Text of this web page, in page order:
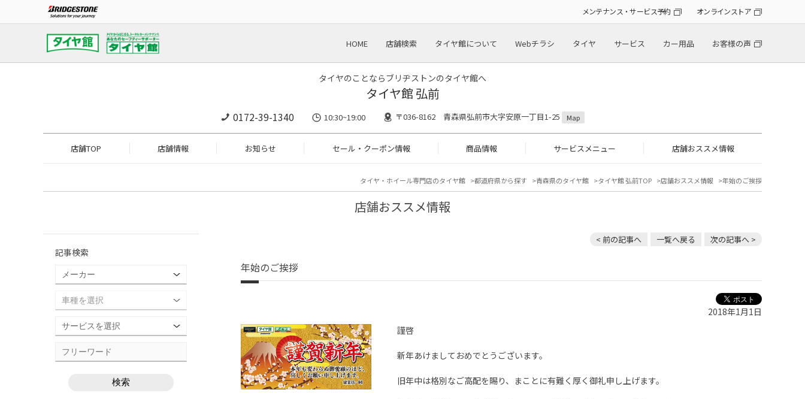
メンテナンス・サービス予約 オンラインストア
HOME 店舗検索 タイヤ館について Webチラシ タイヤ サービス カー用品 お客様の声
タイヤのことならブリヂストンのタイヤ館へ
タイヤ館 弘前
0172-39-1340 10:30~19:00 〒036-8162 青森県弘前市大字安原一丁目1-25 Map
店舗TOP 店舗情報 お知らせ セール・クーポン情報 商品情報 サービスメニュー 店舗おススメ情報
タイヤ・ホイール専門店のタイヤ館 都道府県から探す 青森県のタイヤ館 タイヤ館 弘前TOP 店舗おススメ情報 年始のご挨拶
店舗おススメ情報
< 前の記事へ 一覧へ戻る 次の記事へ >
年始のご挨拶
2018年1月1日
謹啓
新年あけましておめでとうございます。
旧年中は格別なご高配を賜り、まことに有難く厚く御礼申し上げます。
記事検索